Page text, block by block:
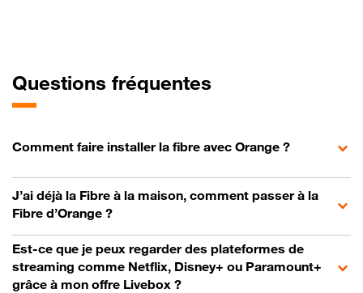
Questions fréquentes
Comment faire installer la fibre avec Orange ?
J’ai déjà la Fibre à la maison, comment passer à la
Fibre d’Orange ?
Est-ce que je peux regarder des plateformes de
streaming comme Netflix, Disney+ ou Paramount+
grâce à mon offre Livebox ?